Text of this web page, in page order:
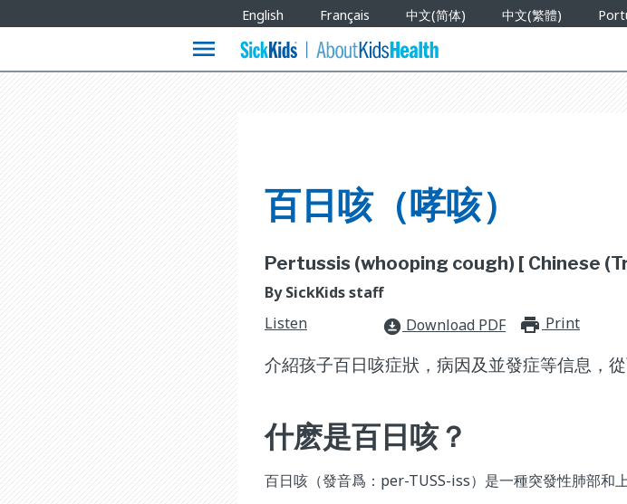
Languages
English Français 中文(简体) 中文(繁體)
menu
百日咳（哮咳）
Pertussis (whooping cough) [ Chinese
By SickKids staff
Listen
download_for_offline Download PDF Print
介紹孩子百日咳症狀，病因及並發症等信息，
什麽是百日咳？
百日咳（發音爲：per-TUSS-iss）是一種突發性肺部和